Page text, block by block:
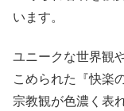
います。
ユニークな世界観
こめられた『快楽
宗教観が色濃く表